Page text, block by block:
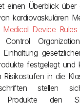
einen Überblick über
kardiovaskulären
Medical Device Rules
Control
festgelegt und
Risikostufen in die
stellen
Produkte den